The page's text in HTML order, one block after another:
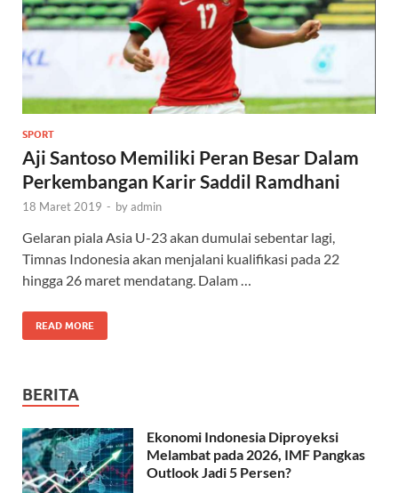
SPORT
Aji Santoso Memiliki Peran Besar Dalam
Perkembangan Karir Saddil Ramdhani
18 Maret 2019 - byadmin
Gelaran piala Asia U-23 akan dumulai sebentar lagi,
Timnas Indonesia akan menjalani kualifikasi pada 22
hingga 26 maret mendatang. Dalam …
READ MORE
BERITA
Ekonomi Indonesia Diproyeksi
Melambat pada 2026, IMF Pangkas
Outlook Jadi 5 Persen?